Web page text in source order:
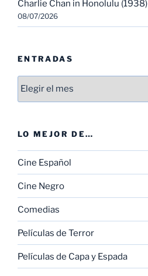
Charlie Chan in Honolulu (1938)
08/07/2026
ENTRADAS
Entradas
LO MEJOR DE…
Cine Español
Cine Negro
Comedias
Películas de Terror
Películas de Capa y Espada